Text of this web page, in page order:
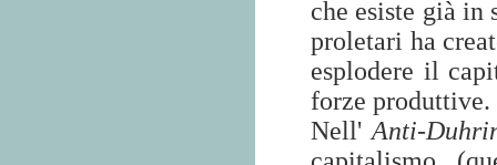
che esiste già in
proletari ha
esplodere il
forze produttive.
Nell' Anti-